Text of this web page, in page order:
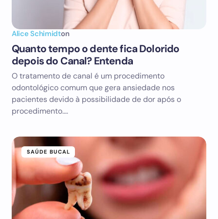
Alice Schimidton
Quanto tempo o dente fica Dolorido
depois do Canal? Entenda
O tratamento de canal é um procedimento
odontológico comum que gera ansiedade nos
pacientes devido à possibilidade de dor após o
procedimento.…
SAÚDE BUCAL